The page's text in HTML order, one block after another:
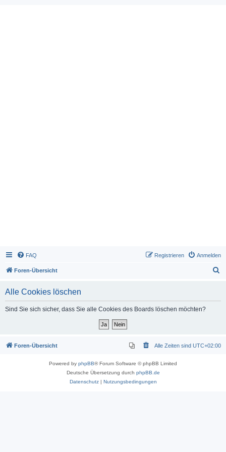
FAQ Anmelden
Registrieren
Foren-Übersicht
Alle Cookies löschen
Sind Sie sich sicher, dass Sie alle Cookies des Boards löschen möchten?
Foren-Übersicht Alle Zeiten sind UTC+02:00
Powered by phpBB® Forum Software © phpBB Limited
Deutsche Übersetzung durch phpBB.de
Datenschutz| Nutzungsbedingungen